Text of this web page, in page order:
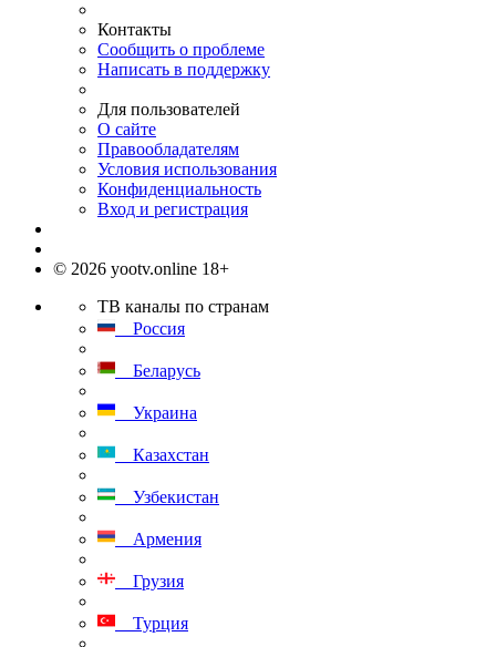
Контакты
Сообщить о проблеме
Написать в поддержку
Для пользователей
О сайте
Правообладателям
Условия использования
Конфиденциальность
Вход и регистрация
© 2026 yootv.online 18+
ТВ каналы по странам
Россия
Беларусь
Украина
Казахстан
Узбекистан
Армения
Грузия
Турция